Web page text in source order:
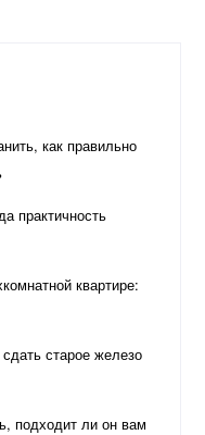
как правильно
практичность
квартире:
старое железо
подходит ли он вам